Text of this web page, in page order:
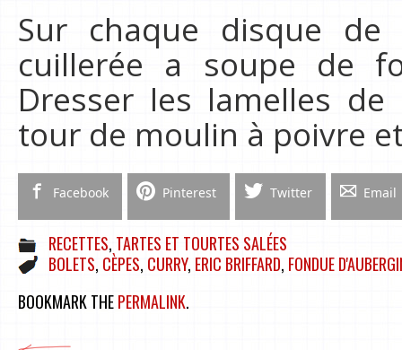
Sur chaque disque
cuillerée a soupe de
Dresser les lamelles
tour de moulin à poivre
Facebook Pinterest Twitter Email
RECETTES, TARTES ET TOURTES SALÉES
BOLETS, CÈPES, CURRY, ERIC BRIFFARD, FONDUE
BOOKMARK THEPERMALINK.